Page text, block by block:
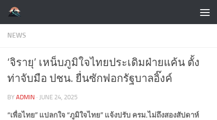
Skip to content
NEWS
‘จิรายุ’ เหน็บภูมิใจไทยประเดิมฝ่ายแค้น ตั้ง
ท่าจับมือ ปชน. ยื่นซักฟอกรัฐบาลอิ๊งค์
BY ADMIN · JUNE 24, 2025
“เพื่อไทย” แปลกใจ “ภูมิใจไทย” แจ้งปรับ ครม.ไม่ถึงสองสัปดาห์